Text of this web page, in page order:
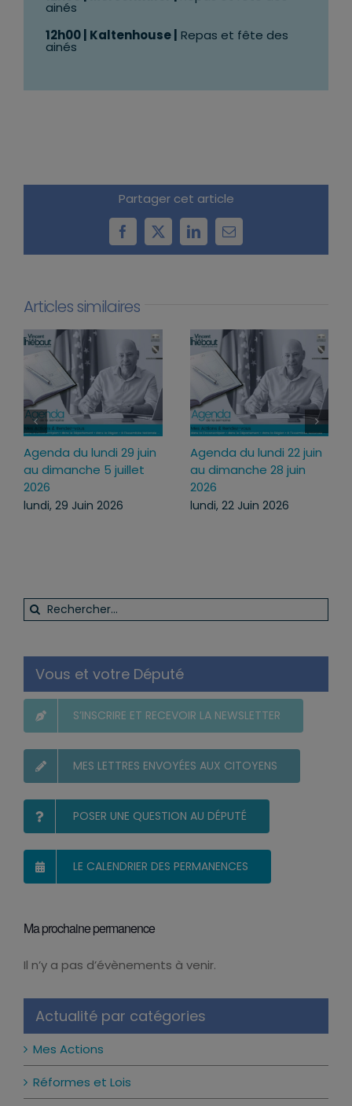
ainés
12h00 | Kaltenhouse | Repas et fête des
ainés
Partager cet article
Facebook
X LinkedInEmail
Articles similaires
juin
Agenda du lundi 13
juillet au dimanche 19
lundi, 13 Juil 2026
Agenda du lundi 6
au dimanche 12
lundi, 6 Juil 2026
Rechercher:
Vous et votre Député
S’INSCRIRE ET RECEVOIR LA NEWSLETTER
MES LETTRES ENVOYÉES AUX CITOYENS
POSER UNE QUESTION AU DÉPUTÉ
LE CALENDRIER DES PERMANENCES
Ma prochaine permanence
Notice
Il n’y a pas d’évènements à venir.
Actualité par catégories
Mes Actions
Réformes et Lois